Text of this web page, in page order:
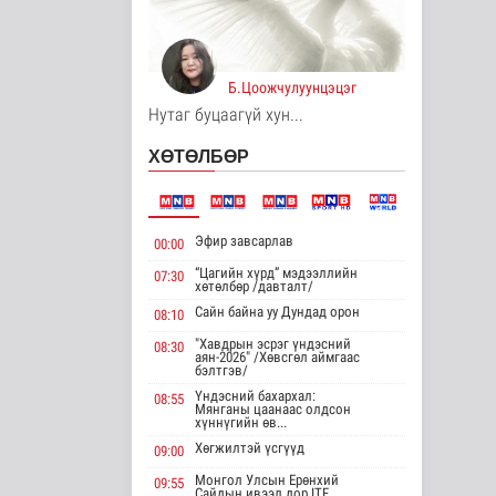
төлөөлөгчийн таван
газр..
9 цаг 40 минутын өмнө
Монгол анагаах
ухааны судалгааны
Эрүүл мэнд
9 цаг 40 минутын өмнө
Хирошимад иргэд
экспортын
бодлогы..
Дэлхийд
9 цаг 52 минутын өмнө
тохиролцоонд хүрэх
шинэ гарц эрэлх..
Дэлхийд
9 цагийн өмнө
Европ даяар хэт
Б.Цоожчулуунцэцэг
Нутаг буцаагүй хун...
ХӨТӨЛБӨР
00:00 Эфир завсарлав
07:30
“Цагийн хүрд” мэдээллийн
хөтөлбөр /давталт/
08:10
Сайн байна уу Дундад орон
08:30
"Хавдрын эсрэг үндэсний
аян-2026" /Хөвсгөл аймгаас
бэлтгэв/
08:55
Үндэсний бахархал:
Мянганы цаанаас олдсон
хүннүгийн өв...
09:00
Хөгжилтэй үсгүүд
09:55
Монгол Улсын Ерөнхий